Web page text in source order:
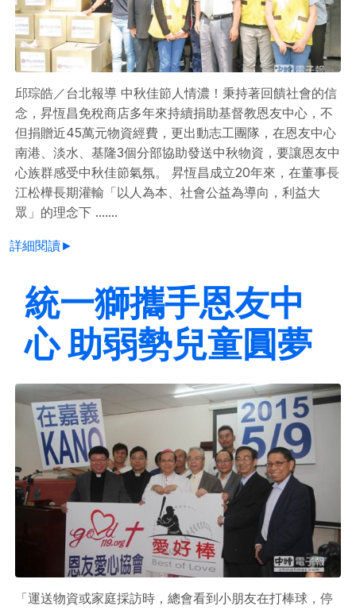
邱琮皓／台北報導 中秋佳節人情濃！秉持著回饋社會的信
念，昇恆昌免稅商店多年來持續捐助基督教恩友中心，不
但捐贈近45萬元物資經費，更出動志工團隊，在恩友中心
南港、淡水、基隆3個分部協助發送中秋物資，要讓恩友中
心族群感受中秋佳節氣氛。 昇恆昌成立20年來，在董事長
江松樺長期灌輸「以人為本、社會公益為導向，利益大
眾」的理念下 .......
詳細閱讀►
統一獅攜手恩友中
心 助弱勢兒童圓夢
「運送物資或家庭採訪時，總會看到小朋友在打棒球，停